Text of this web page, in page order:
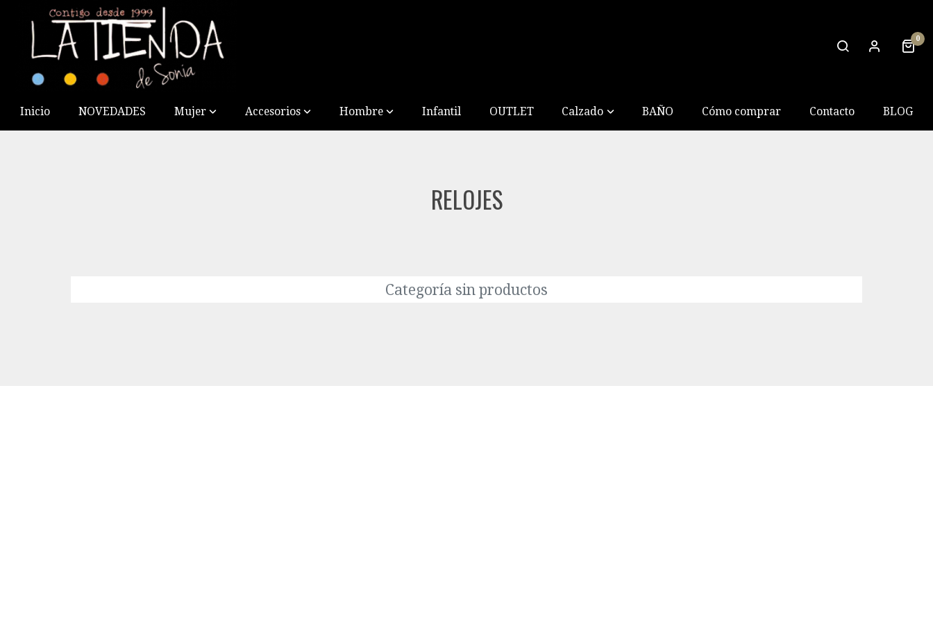
0
Inicio NOVEDADES Mujer Accesorios Hombre Infantil OUTLET Calzado BAÑO Cómo comprar Contacto BLOG
RELOJES
Categoría sin productos